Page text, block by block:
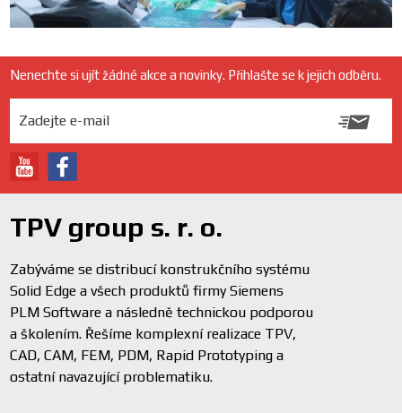
Nenechte si ujít žádné akce a novinky. Přihlašte se k jejich odběru.
TPV group s. r. o.
Zabýváme se distribucí konstrukčního systému
Solid Edge a všech produktů firmy Siemens
PLM Software a následně technickou podporou
a školením. Řešíme komplexní realizace TPV,
CAD, CAM, FEM, PDM, Rapid Prototyping a
ostatní navazující problematiku.